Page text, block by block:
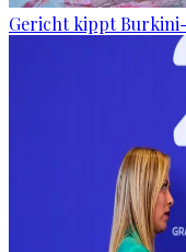
Gericht kippt